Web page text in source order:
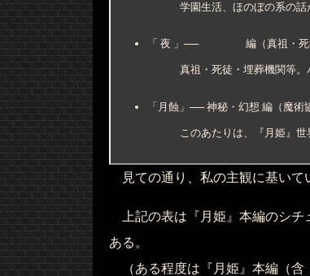
学園生活、ほのぼの系の話
「 夜 」── 編（真祖・死徒
真祖・死徒・埋葬機関等
「月蝕」── 神秘・幻想 編（魔術
このあたりは、『月姫』
見ての通り、私の主観に基いて
上記の表は『月姫』本編のシチ
ある。
（ある程度は『月姫』本編（含